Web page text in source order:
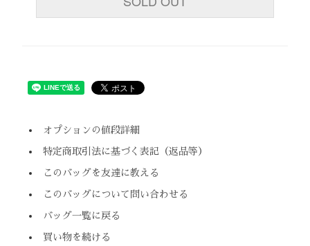
オプションの値段詳細
特定商取引法に基づく表記（返品等）
このバッグを友達に教える
このバッグについて問い合わせる
バッグ一覧に戻る
買い物を続ける